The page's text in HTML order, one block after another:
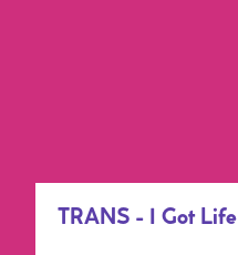
TRANS - I Got Life